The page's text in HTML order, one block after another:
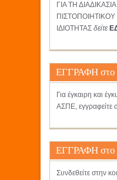
ΓΙΑ ΤΗ
ΙΔΙΟΤΗΤΑΣ δείτε
ΕΓΓΡΑΦΗ στο
Για έγκαιρη και
ΑΣΠΕ, εγγραφείτε
ΕΓΓΡΑΦΗ
Συνδεθείτε στην